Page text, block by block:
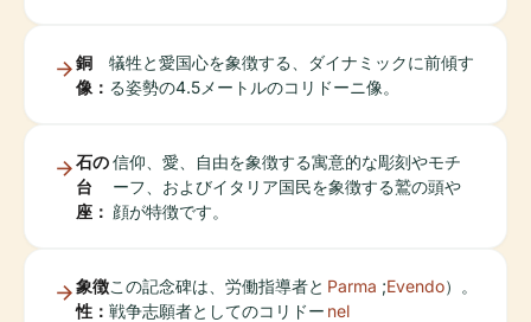
銅
像：
犠牲と愛国心を象徴する、ダイナミックに前傾す
る姿勢の4.5メートルのコリドーニ像。
石の
台
座：
信仰、愛、自由を象徴する寓意的な彫刻やモチ
ーフ、およびイタリア国民を象徴する鷲の頭や
顔が特徴です。
象徴
性：
この記念碑は、労働指導者と
戦争志願者としてのコリドー
Parma
nel
;Evendo）。